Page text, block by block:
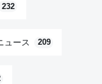
232
ュース 209